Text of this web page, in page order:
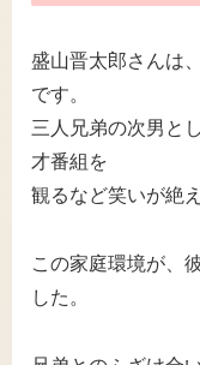
盛山晋太郎さんは
です。
三人兄弟の次男と
才番組を
観るなど笑いが絶
この家庭環境が、
した。